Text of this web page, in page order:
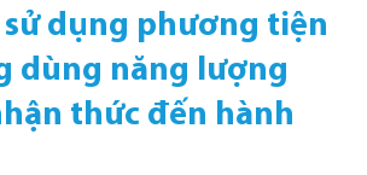
dụng phương tiện
dùng năng lượng
thức đến hành